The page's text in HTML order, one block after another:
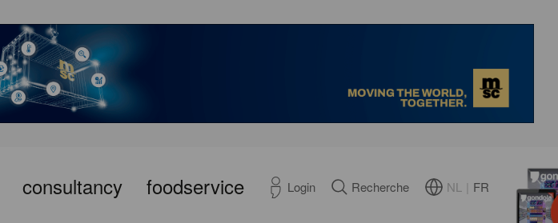
consultancy foodservice Login Recherche NL FR